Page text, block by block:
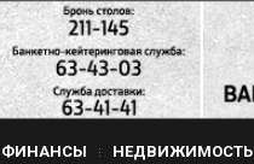
ФИНАНСЫ НЕДВИЖИМОСТЬ